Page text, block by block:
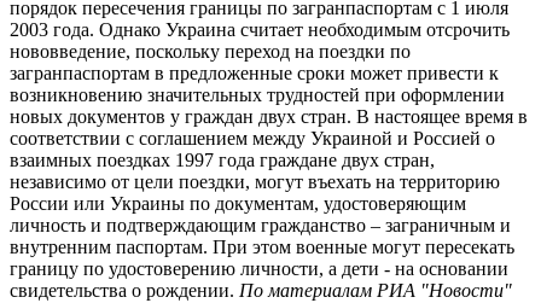
порядок пересечения границы по загранпаспортам с 1 июля
2003 года. Однако Украина считает необходимым отсрочить
нововведение, поскольку переход на поездки по
загранпаспортам в предложенные сроки может привести к
возникновению значительных трудностей при оформлении
новых документов у граждан двух стран. В настоящее время в
соответствии с соглашением между Украиной и Россией о
взаимных поездках 1997 года граждане двух стран,
независимо от цели поездки, могут въехать на территорию
России или Украины по документам, удостоверяющим
личность и подтверждающим гражданство – заграничным и
внутренним паспортам. При этом военные могут пересекать
границу по удостоверению личности, а дети - на основании
свидетельства о рождении. По материалам РИА "Новости"